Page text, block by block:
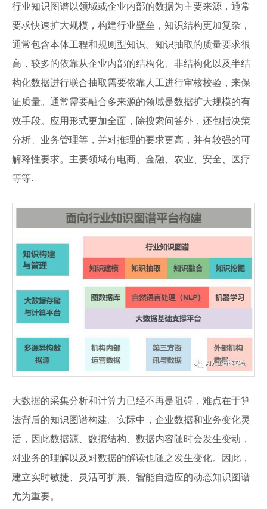
行业知识图谱以领域或企业内部的数据为主要来源，通常
要求快速扩大规模，构建行业壁垒，知识结构更加复杂，
通常包含本体工程和规则型知识。知识抽取的质量要求很
高，较多的依靠从企业内部的结构化、非结构化以及半结
构化数据进行联合抽取需要依靠人工进行审核校验，来保
证质量。通常需要融合多来源的领域是数据扩大规模的有
效手段。应用形式更加全面，除搜索问答外，还包括决策
分析、业务管理等，并对推理的要求更高，并有较强的可
解释性要求。主要领域有电商、金融、农业、安全、医疗
等等.
大数据的采集分析和计算力已经不再是阻碍，难点在于算
法背后的知识图谱构建。实际中，企业数据和业务变化灵
活，因此数据源、数据结构、数据内容随时会发生变动，
对业务的理解以及对数据的解读也随之发生变化。因此，
建立实时敏捷、灵活可扩展、智能自适应的动态知识图谱
尤为重要。